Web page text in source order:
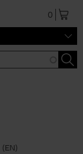
0
(EN)